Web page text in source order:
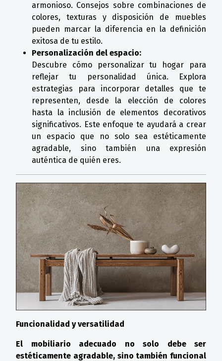
armonioso. Consejos sobre combinaciones de
colores, texturas y disposición de muebles
pueden marcar la diferencia en la definición
exitosa de tu estilo.
Personalización del espacio:
Descubre cómo personalizar tu hogar para
reflejar tu personalidad única. Explora
estrategias para incorporar detalles que te
representen, desde la elección de colores
hasta la inclusión de elementos decorativos
significativos. Este enfoque te ayudará a crear
un espacio que no solo sea estéticamente
agradable, sino también una expresión
auténtica de quién eres.
Funcionalidad y versatilidad
El mobiliario adecuado no solo debe ser
estéticamente agradable, sino también funcional